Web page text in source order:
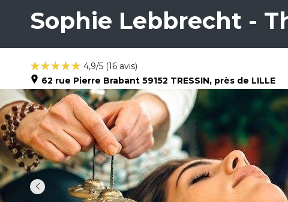
Sophie Lebbrecht -
4,9/5 (16 avis)
62 rue Pierre Brabant 59152 TRESSIN, près de LILLE